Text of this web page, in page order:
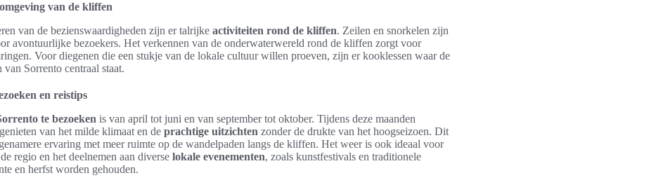
van de kliffen
van de bezienswaardigheden zijn er talrijke activiteiten rond de kliffen. Zeilen en snorkelen zijn
avontuurlijke bezoekers. Het verkennen van de onderwaterwereld rond de kliffen zorgt voor
Voor diegenen die een stukje van de lokale cultuur willen proeven, zijn er kooklessen waar de
Sorrento centraal staat.
en reistips
te bezoeken is van april tot juni en van september tot oktober. Tijdens deze maanden
van het milde klimaat en de prachtige uitzichten zonder de drukte van het hoogseizoen. Dit
ervaring met meer ruimte op de wandelpaden langs de kliffen. Het weer is ook ideaal voor
regio en het deelnemen aan diverse lokale evenementen, zoals kunstfestivals en traditionele
en herfst worden gehouden.